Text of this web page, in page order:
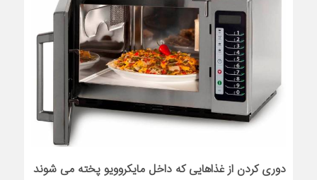
دوری کردن از غذاهایی که داخل مایکروویو پخته می شوند